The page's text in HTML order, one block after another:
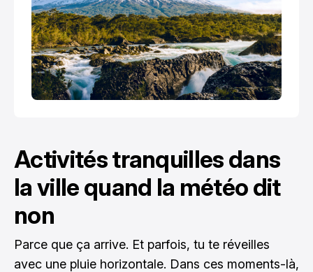
Activités tranquilles dans
la ville quand la météo dit
non
Parce que ça arrive. Et parfois, tu te réveilles
avec une pluie horizontale. Dans ces moments-là,